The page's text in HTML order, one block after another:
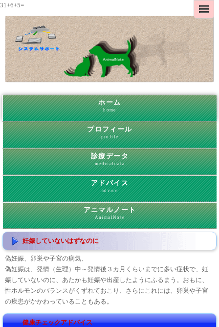
31+6+5=
ホーム
home
プロフィール
profile
診療データ
medicaldata
アドバイス
advice
アニマルノート
AnimalNote
妊娠していないはずなのに
偽妊娠、卵巣や子宮の病気、
偽妊娠は、発情（生理）中～発情後３カ月くらいまでに多い症状で、妊
娠していないのに、あたかも妊娠や出産したようにふるまう。おもに、
性ホルモンのバランスがくずれておこり、さらにこれには、卵巣や子宮
の疾患がかかわっていることもある。
健康チェックアドバイス